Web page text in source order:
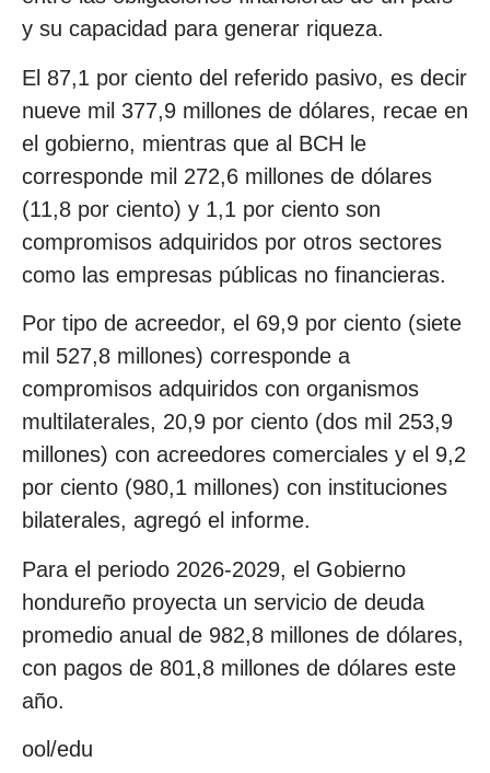
y su capacidad para generar riqueza.
El 87,1 por ciento del referido pasivo, es decir
nueve mil 377,9 millones de dólares, recae en
el gobierno, mientras que al BCH le
corresponde mil 272,6 millones de dólares
(11,8 por ciento) y 1,1 por ciento son
compromisos adquiridos por otros sectores
como las empresas públicas no financieras.
Por tipo de acreedor, el 69,9 por ciento (siete
mil 527,8 millones) corresponde a
compromisos adquiridos con organismos
multilaterales, 20,9 por ciento (dos mil 253,9
millones) con acreedores comerciales y el 9,2
por ciento (980,1 millones) con instituciones
bilaterales, agregó el informe.
Para el periodo 2026-2029, el Gobierno
hondureño proyecta un servicio de deuda
promedio anual de 982,8 millones de dólares,
con pagos de 801,8 millones de dólares este
año.
ool/edu